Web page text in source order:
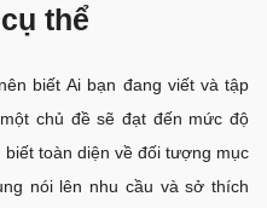
thể
biết Ai bạn đang viết và tập
chủ đề sẽ đạt đến mức độ
toàn diện về đối tượng mục
nói lên nhu cầu và sở thích